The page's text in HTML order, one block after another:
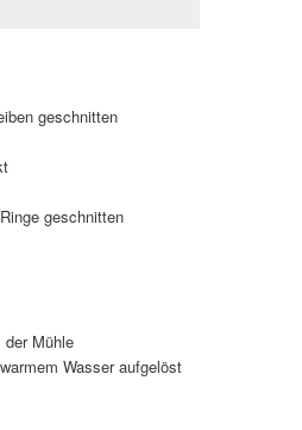
geschnitten
geschnitten
Mühle
Wasser aufgelöst